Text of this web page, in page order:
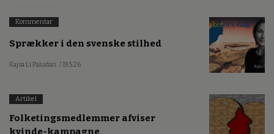
Kommentar
Sprækker i den svenske stilhed
Kajsa Li Paludan / 19.5.26
Artikel
Folketingsmedlemmer afviser
kvinde-kampagne